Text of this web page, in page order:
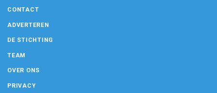
CONTACT
ADVERTEREN
DE STICHTING
TEAM
OVER ONS
PRIVACY